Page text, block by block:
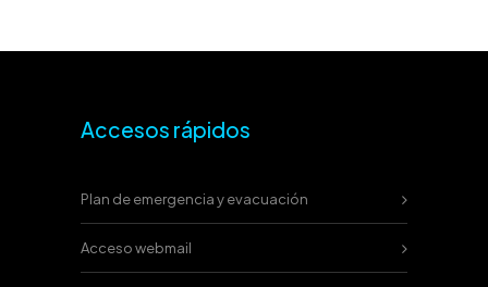
Accesos rápidos
Plan de emergencia y evacuación
Acceso webmail